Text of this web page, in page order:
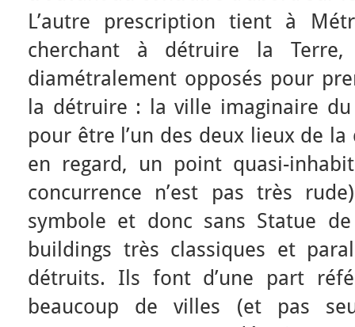
L’autre prescription tient à
cherchant à détruire la
diamétralement opposés pour
la détruire : la ville imaginaire
pour être l’un des deux lieux de
en regard, un point quasi-
concurrence n’est pas très
symbole et donc sans Statue
buildings très classiques et
détruits. Ils font d’une part
beaucoup de villes (et pas